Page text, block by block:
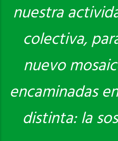
nuestra
colectiva,
nuevo
encaminadas
distinta: la